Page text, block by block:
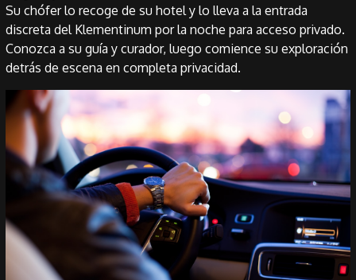
Su chófer lo recoge de su hotel y lo lleva a la entrada
discreta del Klementinum por la noche para acceso privado.
Conozca a su guía y curador, luego comience su exploración
detrás de escena en completa privacidad.